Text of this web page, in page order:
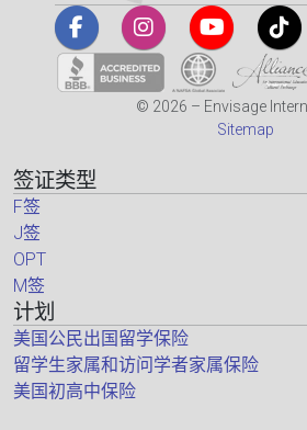
© 2026 – Envisage
Sitemap
签证类型
F签
J签
OPT
M签
计划
美国公民出国留学保险
留学生家属和访问学者家属保险
美国初高中保险